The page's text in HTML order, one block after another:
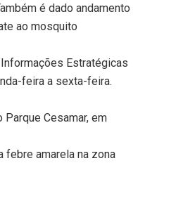
é dado andamento
ao mosquito
Estratégicas
feira a sexta-feira.
Cesamar, em
amarela na zona